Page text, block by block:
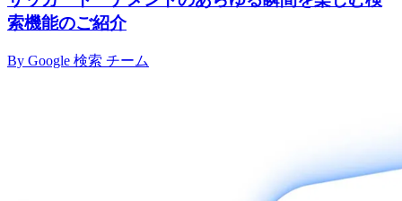
索機能のご紹介
By Google 検索 チーム